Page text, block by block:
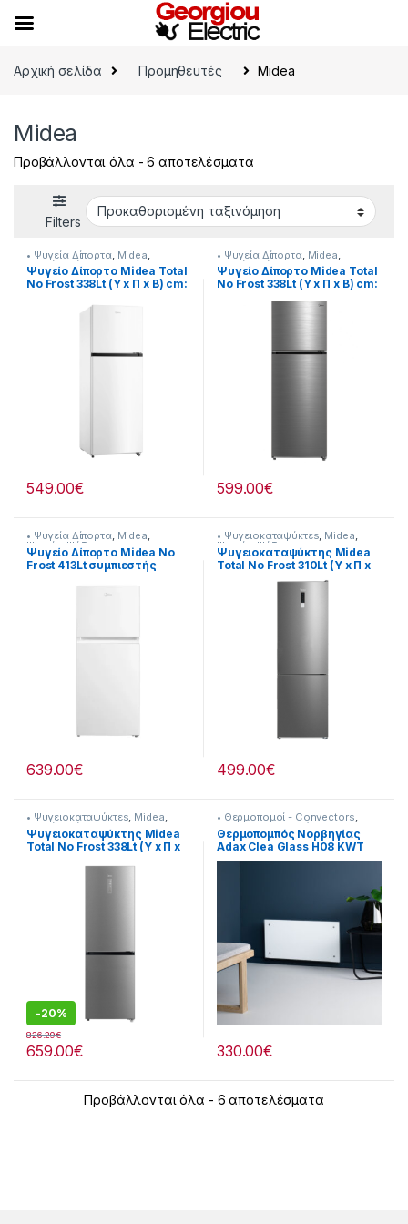
Αρχική σελίδα
Προμηθευτές Midea
Midea
Προβάλλονται όλα - 6 αποτελέσματα
Filters
• Ψυγεία Δίπορτα, Midea
Ψυγεία-Ψύξη
Ψυγείο Δίπορτο Midea Total
No Frost 338Lt (Υ x Π x Β) cm:
[901182043]
549.00€
• Ψυγεία Δίπορτα, Midea
Ψυγεία-Ψύξη
Ψυγείο Δίπορτο Midea Total
No Frost 338Lt (Υ x Π x Β) cm:
599.00€
• Ψυγεία Δίπορτα, Midea,
Ψυγεία-Ψύξη
Ψυγείο Δίπορτο Midea No
Frost 413Lt συμπιεστής
εγγύηση 901182055
639.00€
• Ψυγειοκαταψύκτεs, Midea,
Ψυγεία-Ψύξη
Ψυγειοκαταψύκτης Midea
Total No Frost 310Lt (Υ x Π x
Β)cm: 188x 59,5 x 63
499.00€
• Ψυγειοκαταψύκτεs, Midea,
Ψυγεία-Ψύξη
Ψυγειοκαταψύκτης Midea
Total No Frost 338Lt (Υ x Π x
-20%
659.00€
826.29€
• Θερμοπομοί - Convectors,
Midea Θερναντικά
Θερμοπομπός Νορβηγίας
Adax Clea Glass H08 KWT
Wifi 800W Λευκός Γυάλινος
330.00€
Προβάλλονται όλα - 6 αποτελέσματα